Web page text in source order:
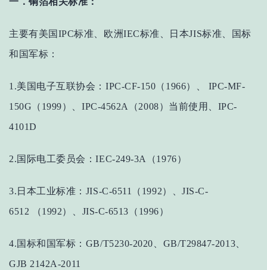
主要有美国IPC标准、欧洲IEC标准、日本JIS标准、国标
和国军标：
1.美国电子互联协会：IPC-CF-150（1966）、 IPC-MF-
150G（1999）、IPC-4562A（2008）当前使用、IPC-
4101D
2.国际电工委员会：IEC-249-3A（1976）
3.日本工业标准：JIS-C-6511（1992）、JIS-C-
6512 （1992）、JIS-C-6513（1996）
4.国标和国军标：GB/T5230-2020、GB/T29847-2013、
GJB 2142A-2011